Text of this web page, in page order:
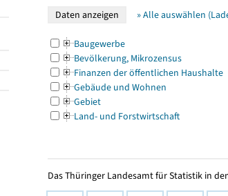
» Alle auswählen
Baugewerbe
Bevölkerung, Mikrozensus
Finanzen der öffentlichen Haushalte
Gebäude und Wohnen
Gebiet
Land- und Forstwirtschaft
Das Thüringer Landesamt für Statistik in